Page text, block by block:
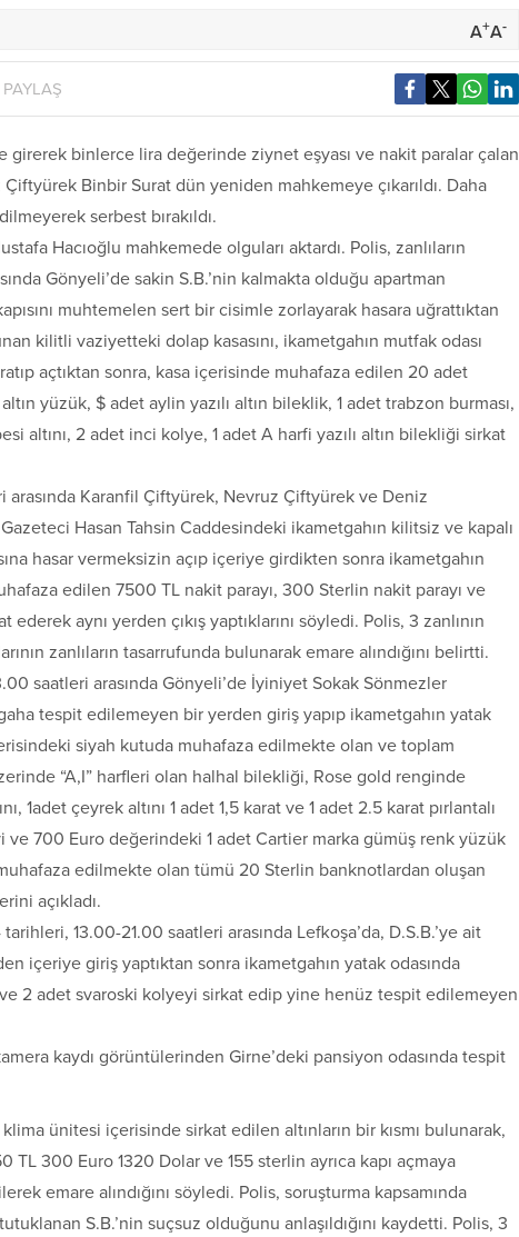
A+A-
girerek binlerce lira değerinde ziynet eşyası ve nakit paralar çalan
Binbir Surat dün yeniden mahkemeye çıkarıldı. Daha
serbest bırakıldı.
Hacıoğlu mahkemede olguları aktardı. Polis, zanlıların
Gönyeli’de sakin S.B.’nin kalmakta olduğu apartman
muhtemelen sert bir cisimle zorlayarak hasara uğrattıktan
kilitli vaziyetteki dolap kasasını, ikametgahın mutfak odası
açtıktan sonra, kasa içerisinde muhafaza edilen 20 adet
yüzük, $ adet aylin yazılı altın bileklik, 1 adet trabzon burması,
altını, 2 adet inci kolye, 1 adet A harfi yazılı altın bilekliği sirkat
arasında Karanfil Çiftyürek, Nevruz Çiftyürek ve Deniz
Hasan Tahsin Caddesindeki ikametgahın kilitsiz ve kapalı
hasar vermeksizin açıp içeriye girdikten sonra ikametgahın
edilen 7500 TL nakit parayı, 300 Sterlin nakit parayı ve
aynı yerden çıkış yaptıklarını söyledi. Polis, 3 zanlının
zanlıların tasarrufunda bulunarak emare alındığını belirtti.
saatleri arasında Gönyeli’de İyiniyet Sokak Sönmezler
tespit edilemeyen bir yerden giriş yapıp ikametgahın yatak
siyah kutuda muhafaza edilmekte olan ve toplam
“A,I” harfleri olan halhal bilekliği, Rose gold renginde
1adet çeyrek altını 1 adet 1,5 karat ve 1 adet 2.5 karat pırlantalı
ve 700 Euro değerindeki 1 adet Cartier marka gümüş renk yüzük
edilmekte olan tümü 20 Sterlin banknotlardan oluşan
açıkladı.
tarihleri, 13.00-21.00 saatleri arasında Lefkoşa’da, D.S.B.’ye ait
içeriye giriş yaptıktan sonra ikametgahın yatak odasında
2 adet svaroski kolyeyi sirkat edip yine henüz tespit edilemeyen
kaydı görüntülerinden Girne’deki pansiyon odasında tespit
ünitesi içerisinde sirkat edilen altınların bir kısmı bulunarak,
TL 300 Euro 1320 Dolar ve 155 sterlin ayrıca kapı açmaya
emare alındığını söyledi. Polis, soruşturma kapsamında
S.B.’nin suçsuz olduğunu anlaşıldığını kaydetti. Polis, 3